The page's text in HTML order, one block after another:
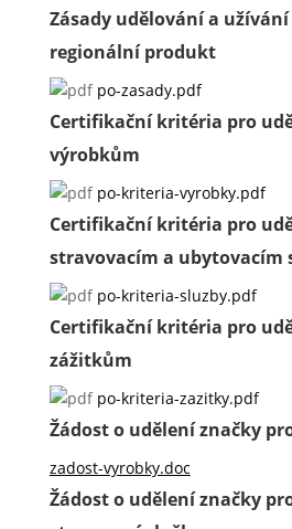
Zásady udělování a užívání
regionální produkt
po-zasady.pdf
Certifikační kritéria pro
výrobkům
po-kriteria-vyrobky.pdf
Certifikační kritéria pro
stravovacím a ubytovacím
po-kriteria-sluzby.pdf
Certifikační kritéria pro
zážitkům
po-kriteria-zazitky.pdf
Žádost o udělení značky
zadost-vyrobky.doc
Žádost o udělení značky